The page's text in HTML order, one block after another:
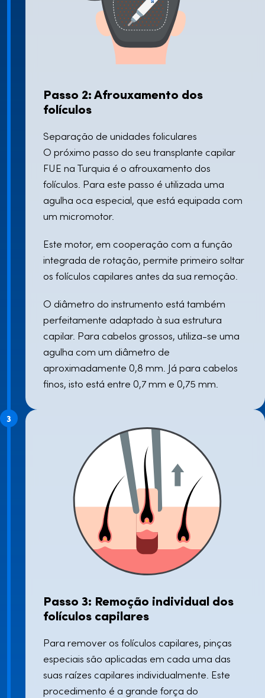
Passo 2: Afrouxamento dos
folículos
Separação de unidades foliculares
O próximo passo do seu transplante capilar
FUE na Turquia é o afrouxamento dos
folículos. Para este passo é utilizada uma
agulha oca especial, que está equipada com
um micromotor.
Este motor, em cooperação com a função
integrada de rotação, permite primeiro soltar
os folículos capilares antes da sua remoção.
O diâmetro do instrumento está também
perfeitamente adaptado à sua estrutura
capilar. Para cabelos grossos, utiliza-se uma
agulha com um diâmetro de
aproximadamente 0,8 mm. Já para cabelos
finos, isto está entre 0,7 mm e 0,75 mm.
3
Passo 3: Remoção individual dos
folículos capilares
Para remover os folículos capilares, pinças
especiais são aplicadas em cada uma das
suas raízes capilares individualmente. Este
procedimento é a grande força do